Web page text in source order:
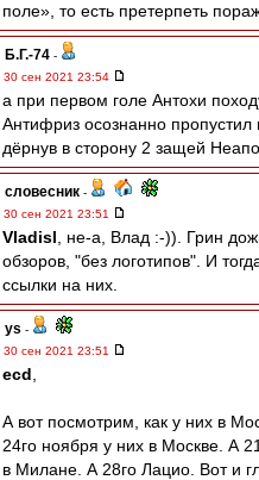
поле», то есть претерпеть
Б.Г.-74 -
30 сен 2021 23:54
а при первом голе Антохи
Антифриз осознанно пропустил
дёрнув в сторону 2 защей
словесник -
30 сен 2021 23:51
Vladisl , не-а, Влад :-)). Грин
обзоров, "без логотипов". И
ссылки на них.
ys -
30 сен 2021 23:51
ecd
А вот посмотрим, как у них в
24го ноября у них в Москве. А
в Милане. А 28го Лацио. Вот и